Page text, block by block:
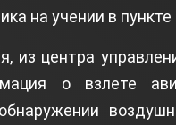
на учении в
из центра
о взлете